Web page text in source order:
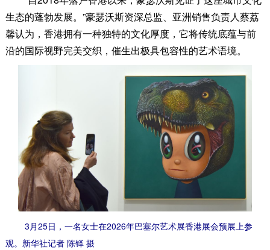
生态的蓬勃发展。”豪瑟沃斯资深总监、亚洲销售负责人蔡荔
馨认为，香港拥有一种独特的文化厚度，它将传统底蕴与前
沿的国际视野完美交织，催生出极具包容性的艺术语境。
3月25日，一名女士在2026年巴塞尔艺术展香港展会预展上参
观。新华社记者 陈铎 摄